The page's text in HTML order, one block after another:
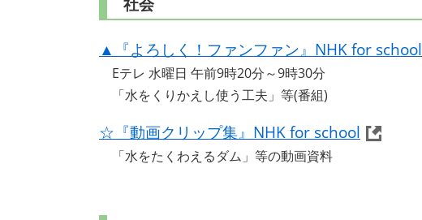
▲『よろしく！ファンファン』NHK for school
Eテレ 水曜日 午前9時20分～9時30分
「水をくりかえし使う工夫」等(番組)
☆『動画クリップ集』NHK for school
「水をたくわえるダム」等の動画資料